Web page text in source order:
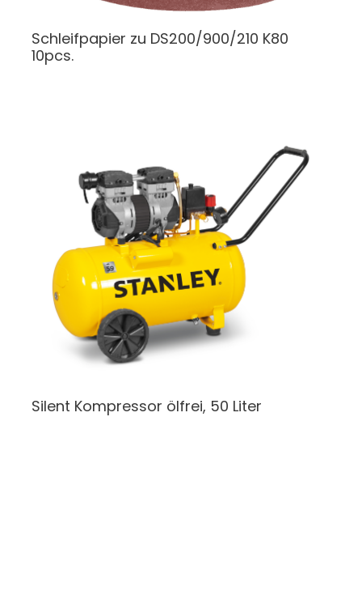
Schleifpapier zu DS200/900/210 K80
10pcs.
Silent Kompressor ölfrei, 50 Liter